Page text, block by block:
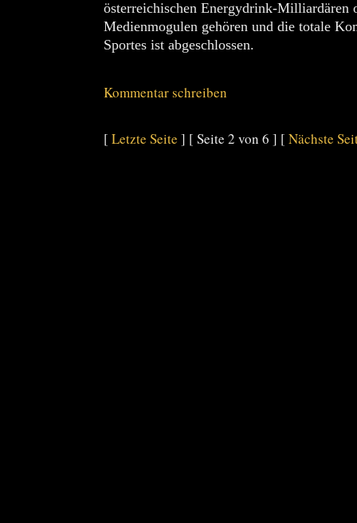
österreichischen Energydrink-Milliardären
Medienmogulen gehören und die totale
Sportes ist abgeschlossen.
Kommentar schreiben
[ Letzte Seite ] [ Seite 2 von 6 ] [ Nächste